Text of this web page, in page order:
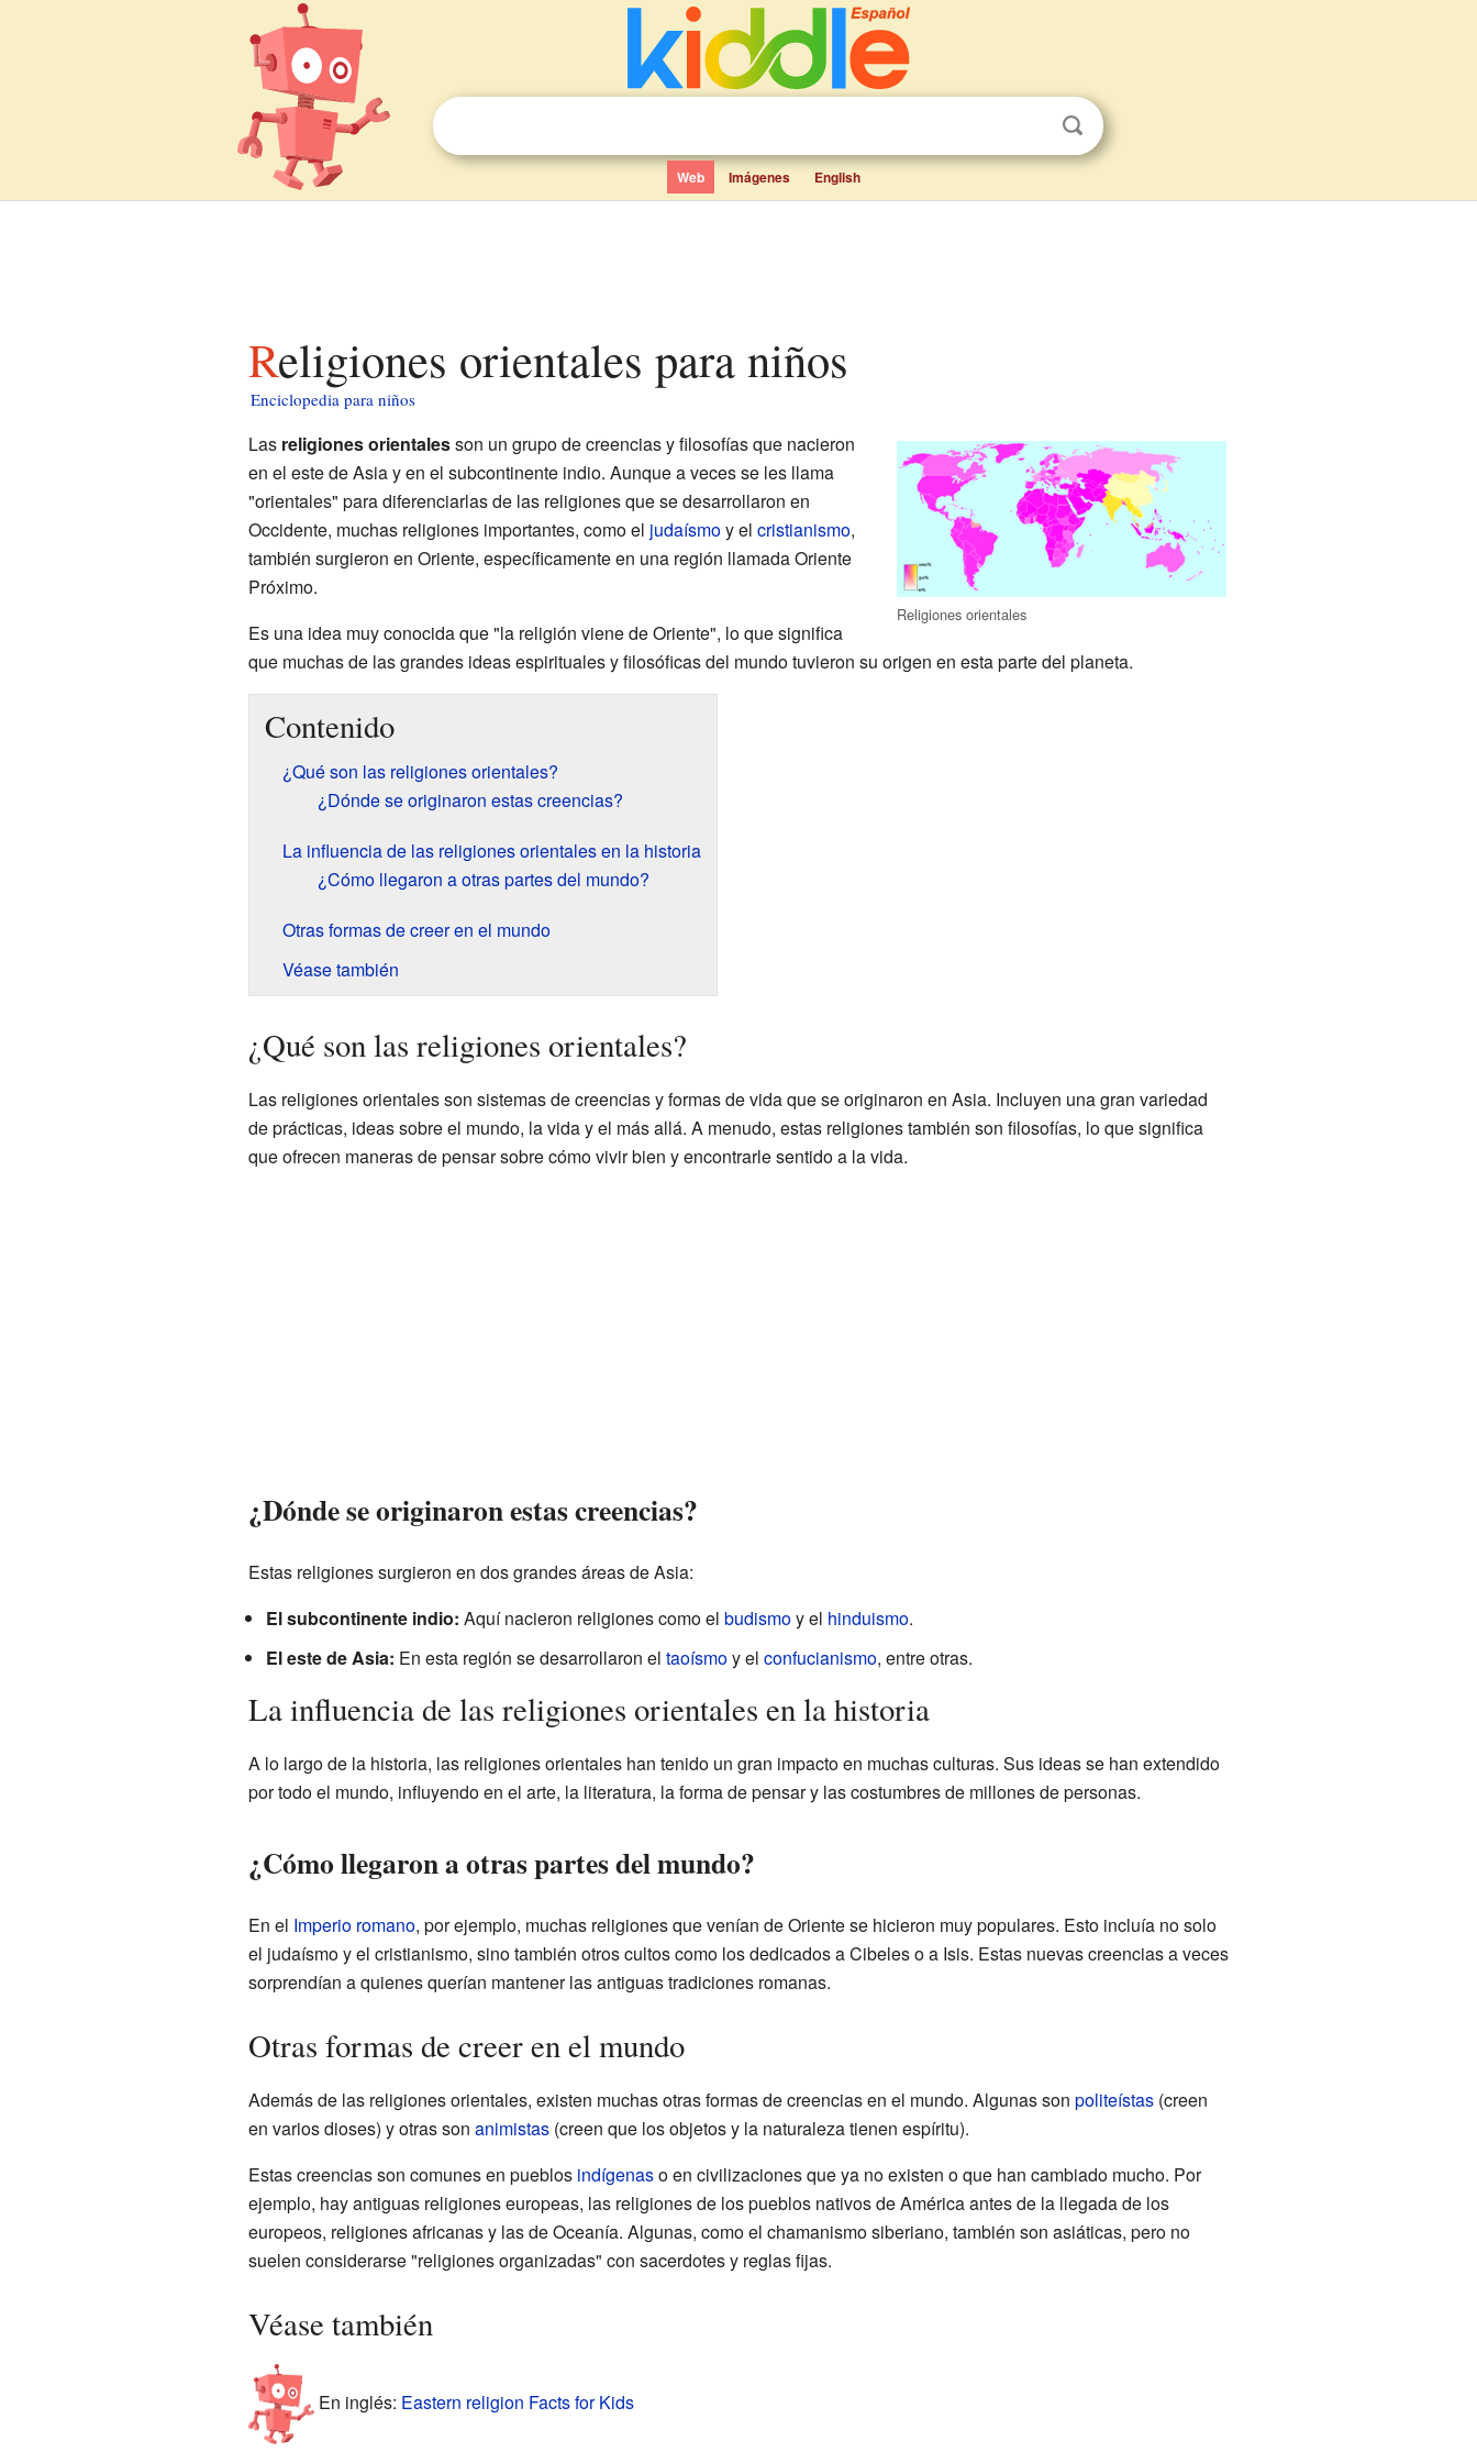
Web Imágenes English
Religiones orientales para niños
Enciclopedia para niños
Religiones orientales
Las religiones orientalesson un grupo de creencias y filosofías que nacieron
en el este de Asia y en el subcontinente indio. Aunque a veces se les llama
"orientales" para diferenciarlas de las religiones que se desarrollaron en
Occidente, muchas religiones importantes, como el judaísmoy el cristianismo,
también surgieron en Oriente, específicamente en una región llamada Oriente
Próximo.
Es una idea muy conocida que "la religión viene de Oriente", lo que significa
que muchas de las grandes ideas espirituales y filosóficas del mundo tuvieron su origen en esta parte del planeta.
Contenido
¿Qué son las religiones orientales?
¿Dónde se originaron estas creencias?
La influencia de las religiones orientales en la historia
¿Cómo llegaron a otras partes del mundo?
Otras formas de creer en el mundo
Véase también
¿Qué son las religiones orientales?
Las religiones orientales son sistemas de creencias y formas de vida que se originaron en Asia. Incluyen una gran variedad
de prácticas, ideas sobre el mundo, la vida y el más allá. A menudo, estas religiones también son filosofías, lo que significa
que ofrecen maneras de pensar sobre cómo vivir bien y encontrarle sentido a la vida.
¿Dónde se originaron estas creencias?
Estas religiones surgieron en dos grandes áreas de Asia:
El subcontinente indio: Aquí nacieron religiones como el budismoy el hinduismo.
El este de Asia: En esta región se desarrollaron el taoísmoy el confucianismo, entre otras.
La influencia de las religiones orientales en la historia
A lo largo de la historia, las religiones orientales han tenido un gran impacto en muchas culturas. Sus ideas se han extendido
por todo el mundo, influyendo en el arte, la literatura, la forma de pensar y las costumbres de millones de personas.
¿Cómo llegaron a otras partes del mundo?
En el Imperio romano, por ejemplo, muchas religiones que venían de Oriente se hicieron muy populares. Esto incluía no solo
el judaísmo y el cristianismo, sino también otros cultos como los dedicados a Cibeles o a Isis. Estas nuevas creencias a veces
sorprendían a quienes querían mantener las antiguas tradiciones romanas.
Otras formas de creer en el mundo
Además de las religiones orientales, existen muchas otras formas de creencias en el mundo. Algunas son politeístas(creen
en varios dioses) y otras son animistas(creen que los objetos y la naturaleza tienen espíritu).
Estas creencias son comunes en pueblos indígenaso en civilizaciones que ya no existen o que han cambiado mucho. Por
ejemplo, hay antiguas religiones europeas, las religiones de los pueblos nativos de América antes de la llegada de los
europeos, religiones africanas y las de Oceanía. Algunas, como el chamanismo siberiano, también son asiáticas, pero no
suelen considerarse "religiones organizadas" con sacerdotes y reglas fijas.
Véase también
En inglés: Eastern religion Facts for Kids